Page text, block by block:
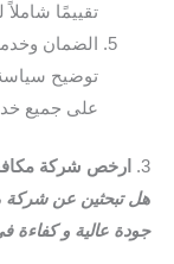
تقييمًا
الضمان
توضيح
على جميع
3.
ارخص شركة
هل تبحثين عن
جودة عالية و كفاءة